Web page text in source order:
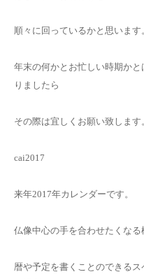
順々に回っているかと思います
年末の何かとお忙しい時期か
りましたら
その際は宜しくお願い致します
cai2017
来年2017年カレンダーです。
仏像中心の手を合わせたくなる
暦や予定を書くことのできる